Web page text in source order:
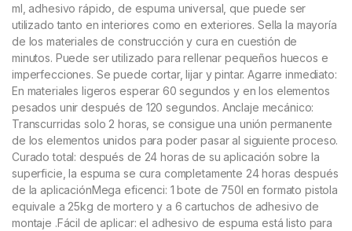
ml, adhesivo rápido, de espuma universal, que puede ser
utilizado tanto en interiores como en exteriores. Sella la mayoría
de los materiales de construcción y cura en cuestión de
minutos. Puede ser utilizado para rellenar pequeños huecos e
imperfecciones. Se puede cortar, lijar y pintar. Agarre inmediato:
En materiales ligeros esperar 60 segundos y en los elementos
pesados unir después de 120 segundos. Anclaje mecánico:
Transcurridas solo 2 horas, se consigue una unión permanente
de los elementos unidos para poder pasar al siguiente proceso.
Curado total: después de 24 horas de su aplicación sobre la
superficie, la espuma se cura completamente 24 horas después
de la aplicaciónMega eficenci: 1 bote de 750l en formato pistola
equivale a 25kg de mortero y a 6 cartuchos de adhesivo de
montaje .Fácil de aplicar: el adhesivo de espuma está listo para